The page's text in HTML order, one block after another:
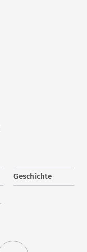
Geschichte